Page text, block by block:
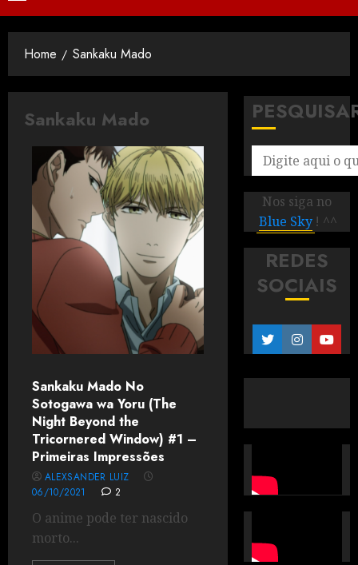
Home Sankaku Mado
Sankaku Mado
Sankaku Mado No
Sotogawa wa Yoru (The
Night Beyond the
Tricornered Window) #1 –
Primeiras Impressões
ALEXSANDER LUIZ
06/10/2021
2
O anime pode ter nascido
morto...
Nos siga no
Blue Sky ! ^^
REDES
SOCIAIS